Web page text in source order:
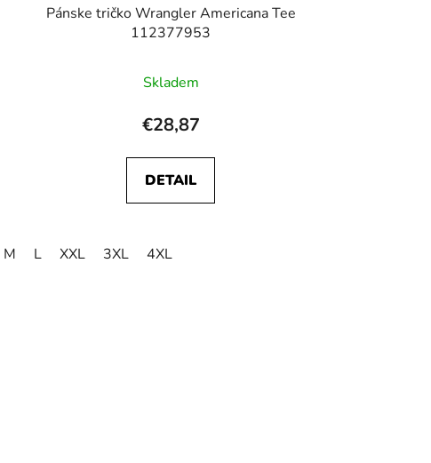
Pánske tričko Wrangler Americana Tee
112377953
Skladem
€28,87
DETAIL
M L XXL 3XL 4XL